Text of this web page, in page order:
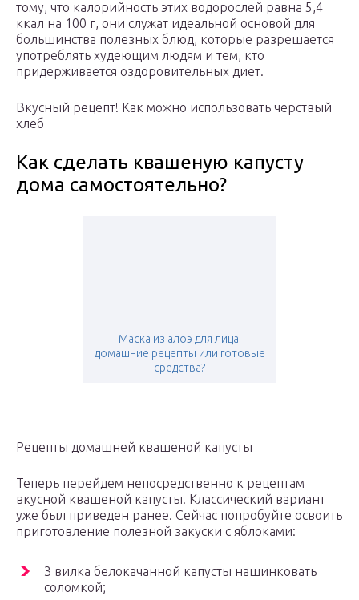
тому, что калорийность этих водорослей равна 5,4
ккал на 100 г, они служат идеальной основой для
большинства полезных блюд, которые разрешается
употреблять худеющим людям и тем, кто
придерживается оздоровительных диет.
Вкусный рецепт! Как можно использовать черствый
хлеб
Как сделать квашеную капусту
дома самостоятельно?
Маска из алоэ для лица:
домашние рецепты или готовые
средства?
Рецепты домашней квашеной капусты
Теперь перейдем непосредственно к рецептам
вкусной квашеной капусты. Классический вариант
уже был приведен ранее. Сейчас попробуйте освоить
приготовление полезной закуски с яблоками:
3 вилка белокачанной капусты нашинковать
соломкой;